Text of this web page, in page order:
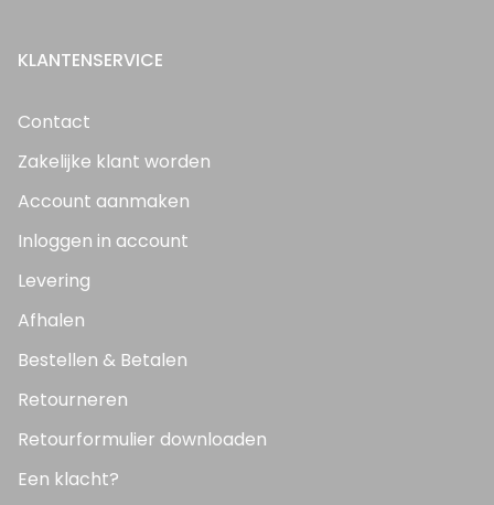
KLANTENSERVICE
Contact
Zakelijke klant worden
Account aanmaken
Inloggen in account
Levering
Afhalen
Bestellen & Betalen
Retourneren
Retourformulier downloaden
Een klacht?